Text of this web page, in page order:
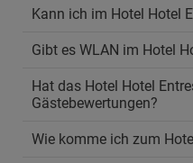
Kann ich im Hotel Hotel
Gibt es WLAN im Hotel
Hat das Hotel Hotel
Gästebewertungen?
Wie komme ich zum